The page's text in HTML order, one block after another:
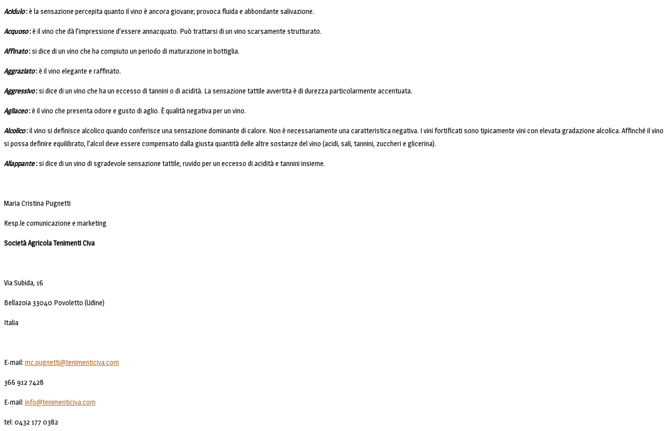
Acidulo:è la sensazione percepita quanto il vino è ancora giovane; provoca fluida e abbondante salivazione.
Acquoso:è il vino che dà l’impressione d’essere annacquato. Può trattarsi di un vino scarsamente strutturato.
Affinato:si dice di un vino che ha compiuto un periodo di maturazione in bottiglia.
Aggraziato:è il vino elegante e raffinato.
Aggressivo:si dice di un vino che ha un eccesso di tannini o di acidità. La sensazione tattile avvertita è di durezza particolarmente accentuata.
Agliaceo:è il vino che presenta odore e gusto di aglio. È qualità negativa per un vino.
Alcolico:il vino si definisce alcolico quando conferisce una sensazione dominante di calore. Non è necessariamente una caratteristica negativa. I vini fortificati sono tipicamente vini con elevata gradazione alcolica. Affinché il vino
si possa definire equilibrato, l’alcol deve essere compensato dalla giusta quantità delle altre sostanze del vino (acidi, sali, tannini, zuccheri e glicerina).
Allappante:si dice di un vino di sgradevole sensazione tattile, ruvido per un eccesso di acidità e tannini insieme.
Maria Cristina Pugnetti
Resp.le comunicazione e marketing
Società Agricola Tenimenti Civa
Via Subida, 16
Bellazoia 33040 Povoletto (Udine)
Italia
E-mail: mc.pugnetti@tenimenticiva.com
366 912 7428
E-mail: info@tenimenticiva.com
tel: 0432 177 0382